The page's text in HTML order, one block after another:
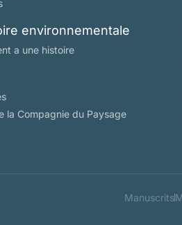
environnementale
a une histoire
la Compagnie du Paysage
Manuscrits